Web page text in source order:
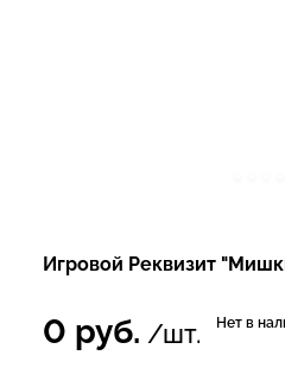
Игровой Реквизит
0 руб. /шт. Нет в